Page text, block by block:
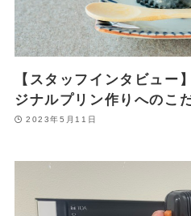
【スタッフインタビュー
ジナルプリン作りへのこ
2023年5月11日